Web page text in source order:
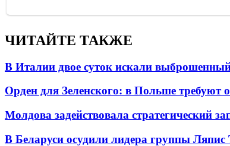
ЧИТАЙТЕ ТАКЖЕ
В Италии двое суток искали
Орден для Зеленского: в Польше требуют
Молдова задействовала стратегический
В Беларуси осудили лидера группы